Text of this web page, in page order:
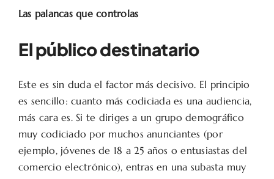
Las palancas que controlas
El público destinatario
Este es sin duda el factor más decisivo. El principio
es sencillo: cuanto más codiciada es una audiencia,
más cara es. Si te diriges a un grupo demográfico
muy codiciado por muchos anunciantes (por
ejemplo, jóvenes de 18 a 25 años o entusiastas del
comercio electrónico), entras en una subasta muy